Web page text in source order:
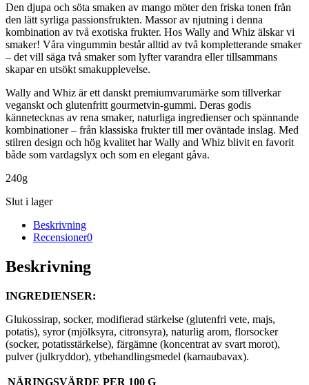
Den djupa och söta smaken av mango möter den friska tonen från
den lätt syrliga passionsfrukten. Massor av njutning i denna
kombination av två exotiska frukter. Hos Wally and Whiz älskar vi
smaker! Våra vingummin består alltid av två kompletterande smaker
– det vill säga två smaker som lyfter varandra eller tillsammans
skapar en utsökt smakupplevelse.
Wally and Whiz är ett danskt premiumvarumärke som tillverkar
veganskt och glutenfritt gourmetvin-gummi. Deras godis
kännetecknas av rena smaker, naturliga ingredienser och spännande
kombinationer – från klassiska frukter till mer oväntade inslag. Med
stilren design och hög kvalitet har Wally and Whiz blivit en favorit
både som vardagslyx och som en elegant gåva.
240g
Slut i lager
Beskrivning
Recensioner0
Beskrivning
INGREDIENSER:
Glukossirap, socker, modifierad stärkelse (glutenfri vete, majs,
potatis), syror (mjölksyra, citronsyra), naturlig arom, florsocker
(socker, potatisstärkelse), färgämne (koncentrat av svart morot),
pulver (julkryddor), ytbehandlingsmedel (karnaubavax).
NÄRINGSVÄRDE PER 100 G